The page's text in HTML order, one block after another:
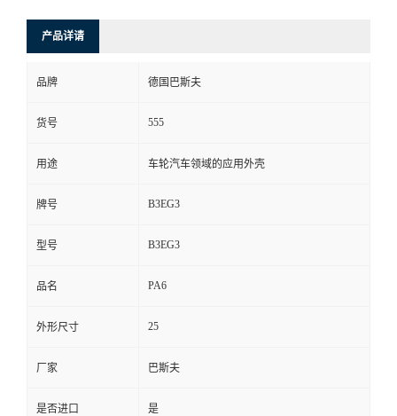
产品详请
品牌 德国巴斯夫
货号 555
用途 车轮汽车领域的应用外壳
牌号 B3EG3
型号 B3EG3
品名 PA6
外形尺寸 25
厂家 巴斯夫
是否进口 是